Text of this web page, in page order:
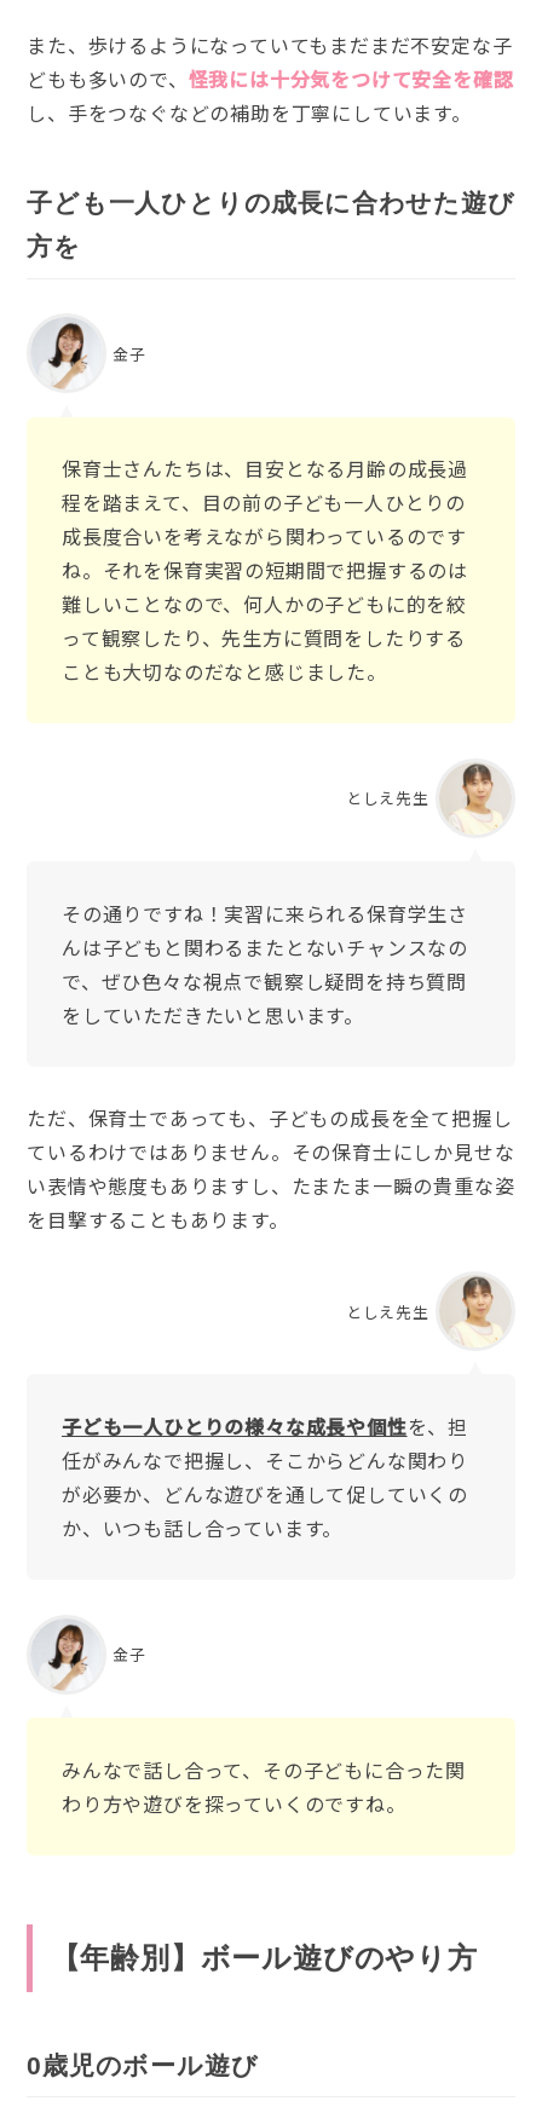
また、歩けるようになっていてもまだまだ不安定な子
どもも多いので、 怪我には十分気をつけて安全を確認
し、手をつなぐなどの補助を丁寧にしています。
子ども一人ひとりの成長に合わせた遊び
方を
金子
保育士さんたちは、目安となる月齢の成長過
程を踏まえて、目の前の子ども一人ひとりの
成長度合いを考えながら関わっているのです
ね。それを保育実習の短期間で把握するのは
難しいことなので、何人かの子どもに的を絞
って観察したり、先生方に質問をしたりする
ことも大切なのだなと感じました。
としえ先生
その通りですね！実習に来られる保育学生さ
んは子どもと関わるまたとないチャンスなの
で、ぜひ色々な視点で観察し疑問を持ち質問
をしていただきたいと思います。
ただ、保育士であっても、子どもの成長を全て把握し
ているわけではありません。その保育士にしか見せな
い表情や態度もありますし、たまたま一瞬の貴重な姿
を目撃することもあります。
としえ先生
子ども一人ひとりの様々な成長や個性を、担
任がみんなで把握し、そこからどんな関わり
が必要か、どんな遊びを通して促していくの
か、いつも話し合っています。
金子
みんなで話し合って、その子どもに合った関
わり方や遊びを探っていくのですね。
【年齢別】ボール遊びのやり方
0歳児のボール遊び